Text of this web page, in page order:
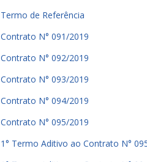
Termo de Referência
Contrato N° 091/2019
Contrato N° 092/2019
Contrato N° 093/2019
Contrato N° 094/2019
Contrato N° 095/2019
1° Termo Aditivo ao Contrato N°